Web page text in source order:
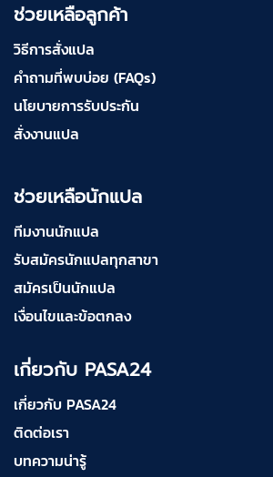
ช่วยเหลือลูกค้า
วิธีการสั่งแปล
คำถามที่พบบ่อย (FAQs)
นโยบายการรับประกัน
สั่งงานแปล
ช่วยเหลือนักแปล
ทีมงานนักแปล
รับสมัครนักแปลทุกสาขา
สมัครเป็นนักแปล
เงื่อนไขและข้อตกลง
เกี่ยวกับ PASA24
เกี่ยวกับ PASA24
ติดต่อเรา
บทความน่ารู้